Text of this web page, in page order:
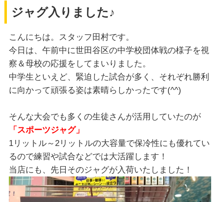
ジャグ入りました♪
こんにちは。スタッフ田村です。
今日は、午前中に世田谷区の中学校団体戦の様子を視
察＆母校の応援をしてまいりました。
中学生といえど、緊迫した試合が多く、それぞれ勝利
に向かって頑張る姿は素晴らしかったです(^^)
そんな大会でも多くの生徒さんが活用していたのが
「スポーツジャグ」
1リットル～2リットルの大容量で保冷性にも優れてい
るので練習や試合などでは大活躍します！
当店にも、先日そのジャグが入荷いたしました！